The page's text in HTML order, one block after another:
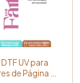
UV para
de Página -